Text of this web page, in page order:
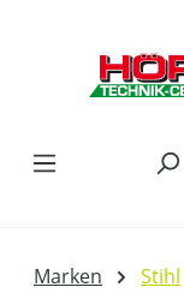
Marken Stihl